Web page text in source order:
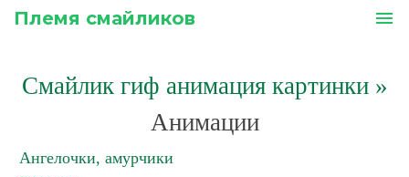
Племя смайликов menu
Смайлик гиф анимация картинки»
Анимации
Ангелочки, амурчики